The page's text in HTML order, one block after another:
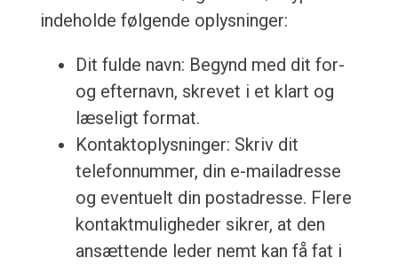
indeholde følgende oplysninger:
Dit fulde navn: Begynd med dit for-
og efternavn, skrevet i et klart og
læseligt format.
Kontaktoplysninger: Skriv dit
telefonnummer, din e-mailadresse
og eventuelt din postadresse. Flere
kontaktmuligheder sikrer, at den
ansættende leder nemt kan få fat i